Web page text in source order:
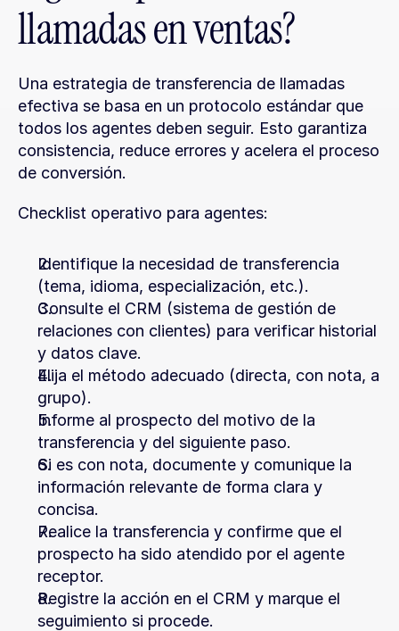
llamadas en ventas?
Una estrategia de transferencia de llamadas
efectiva se basa en un protocolo estándar que
todos los agentes deben seguir. Esto garantiza
consistencia, reduce errores y acelera el proceso
de conversión.
Checklist operativo para agentes:
Identifique la necesidad de transferencia
(tema, idioma, especialización, etc.).
Consulte el CRM (sistema de gestión de
relaciones con clientes) para verificar historial
y datos clave.
Elija el método adecuado (directa, con nota, a
grupo).
Informe al prospecto del motivo de la
transferencia y del siguiente paso.
Si es con nota, documente y comunique la
información relevante de forma clara y
concisa.
Realice la transferencia y confirme que el
prospecto ha sido atendido por el agente
receptor.
Registre la acción en el CRM y marque el
seguimiento si procede.